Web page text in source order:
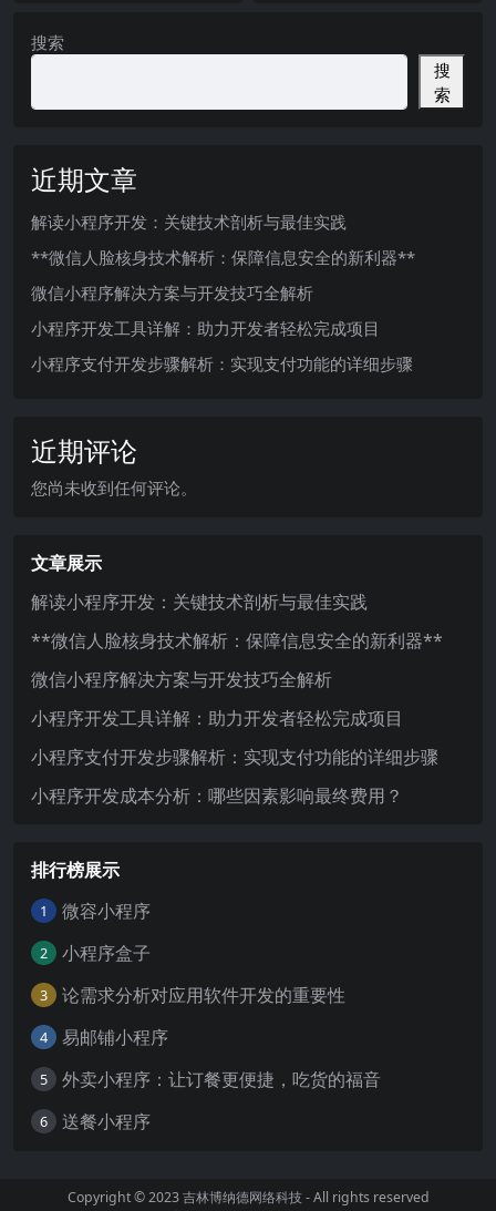
搜索
搜
索
近期文章
解读小程序开发：关键技术剖析与最佳实践
**微信人脸核身技术解析：保障信息安全的新利器**
微信小程序解决方案与开发技巧全解析
小程序开发工具详解：助力开发者轻松完成项目
小程序支付开发步骤解析：实现支付功能的详细步骤
近期评论
您尚未收到任何评论。
文章展示
解读小程序开发：关键技术剖析与最佳实践
**微信人脸核身技术解析：保障信息安全的新利器**
微信小程序解决方案与开发技巧全解析
小程序开发工具详解：助力开发者轻松完成项目
小程序支付开发步骤解析：实现支付功能的详细步骤
小程序开发成本分析：哪些因素影响最终费用？
排行榜展示
1 微容小程序
2 小程序盒子
3 论需求分析对应用软件开发的重要性
4 易邮铺小程序
5 外卖小程序：让订餐更便捷，吃货的福音
6 送餐小程序
Copyright © 2023吉林博纳德网络科技- All rights reserved